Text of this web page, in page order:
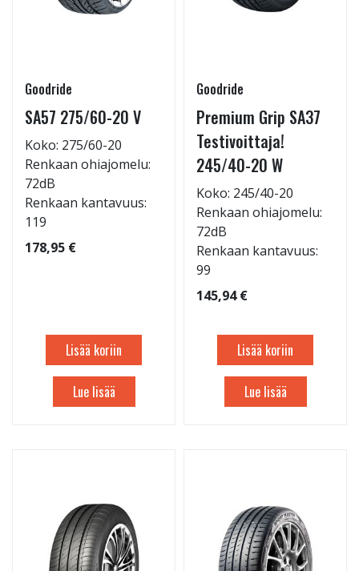
Goodride
SA57 275/60-20 V
Koko: 275/60-20
Renkaan ohiajomelu:
72dB
Renkaan kantavuus:
119
178,95 €
Lisää koriin
Lue lisää
Goodride
Premium Grip SA37
Testivoittaja!
245/40-20 W
Koko: 245/40-20
Renkaan ohiajomelu:
72dB
Renkaan kantavuus:
99
145,94 €
Lisää koriin
Lue lisää